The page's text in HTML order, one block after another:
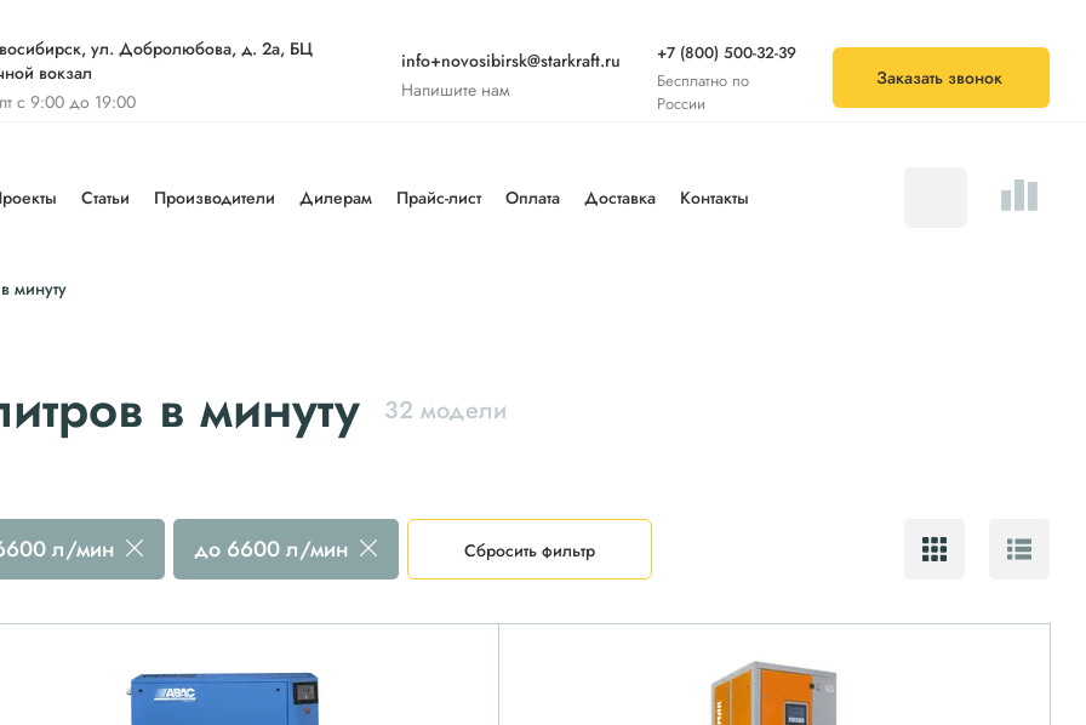
ул. Добролюбова, д. 2а, БЦ
вокзал
с 9:00 до 19:00
info+novosibirsk@starkraft.ru
Напишите нам
+7 (800) 500-32-39
Бесплатно по
России
Заказать звонок
Статьи Производители Дилерам Прайс-лист Оплата Доставка Контакты
минуту
в минуту 32 модели
л/мин до 6600 л/мин Сбросить фильтр